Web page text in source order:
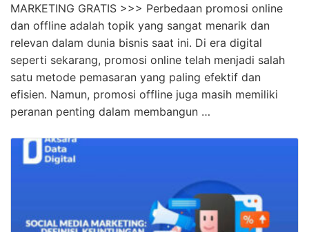
MARKETING GRATIS >>> Perbedaan promosi online
dan offline adalah topik yang sangat menarik dan
relevan dalam dunia bisnis saat ini. Di era digital
seperti sekarang, promosi online telah menjadi salah
satu metode pemasaran yang paling efektif dan
efisien. Namun, promosi offline juga masih memiliki
peranan penting dalam membangun …